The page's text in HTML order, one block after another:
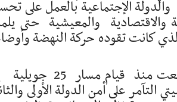
الإجتماعية بالعمل على
والاقتصادية والمعيشية حتى
كانت تقوده حركة النهضة
ولاحظ أمين عام حركة النضال الوطني أن المنظومة القديمة سعت
على أمن الدولة الأولى